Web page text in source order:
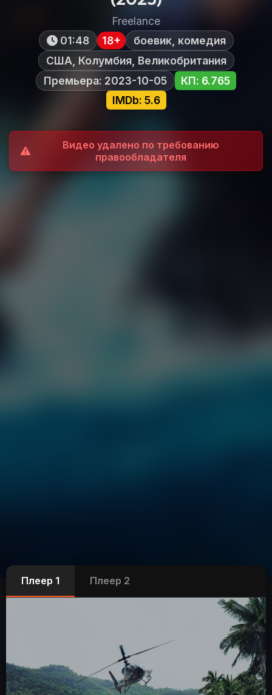
Freelance
01:48
18+
боевик, комедия
США, Колумбия, Великобритания
Премьера: 2023-10-05
КП: 6.765
IMDb: 5.6
Видео удалено по требованию
правообладателя
Плеер 1 Плеер 2